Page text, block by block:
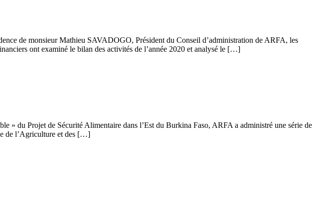
de monsieur Mathieu SAVADOGO, Président du Conseil d’administration de ARFA, les
ont examiné le bilan des activités de l’année 2020 et analysé le […]
» du Projet de Sécurité Alimentaire dans l’Est du Burkina Faso, ARFA a administré une série de
de l’Agriculture et des […]